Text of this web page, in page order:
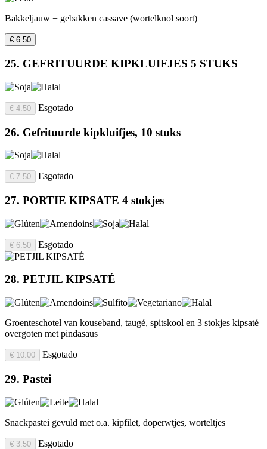
Bakkeljauw + gebakken cassave (wortelknol soort)
€ 6.50
25. GEFRITUURDE KIPKLUIFJES 5 STUKS
€ 4.50 Esgotado
26. Gefrituurde kipkluifjes, 10 stuks
€ 7.50 Esgotado
27. PORTIE KIPSATE 4 stokjes
€ 6.50 Esgotado
28. PETJIL KIPSATÉ
Groenteschotel van kouseband, taugé, spitskool en 3 stokjes kipsaté
overgoten met pindasaus
€ 10.00 Esgotado
29. Pastei
Snackpastei gevuld met o.a. kipfilet, doperwtjes, worteltjes
€ 3.50 Esgotado